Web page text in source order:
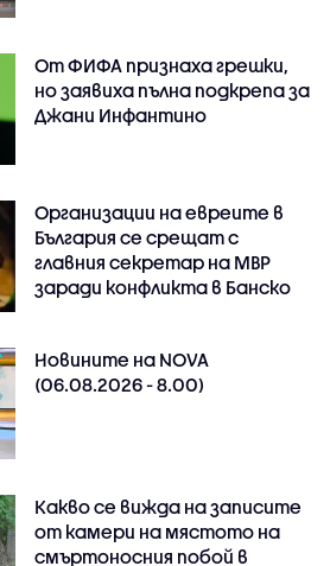
От ФИФА признаха грешки,
но заявиха пълна подкрепа за
Джани Инфантино
Организации на евреите в
България се срещат с
главния секретар на МВР
заради конфликта в Банско
Новините на NOVA
(06.08.2026 - 8.00)
Какво се вижда на записите
от камери на мястото на
смъртоносния побой в